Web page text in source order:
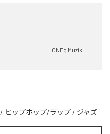
ONEg Muzik
/ ヒップホップ/ラップ / ジャズ